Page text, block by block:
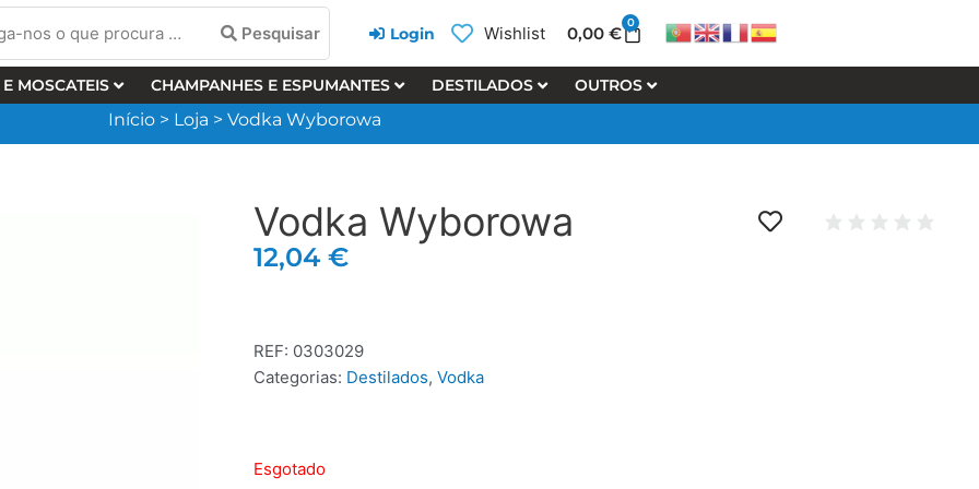
Pesquisar Login Wishlist 0,00€ 0
Cart
MOSCATEIS CHAMPANHES E ESPUMANTES DESTILADOS OUTROS
Início > Loja > Vodka Wyborowa
Vodka Wyborowa
12,04 €
REF: 0303029
Categorias: Destilados, Vodka
Esgotado